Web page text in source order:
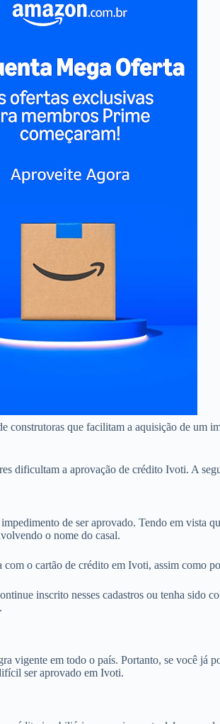
construtoras que facilitam a aquisição de um
dificultam a aprovação de crédito Ivoti. A
de ser aprovado. Tendo em vista
o nome do casal.
o cartão de crédito em Ivoti, assim como
inscrito nesses cadastros ou tenha sido
vigente em todo o país. Portanto, se você já
ser aprovado em Ivoti.